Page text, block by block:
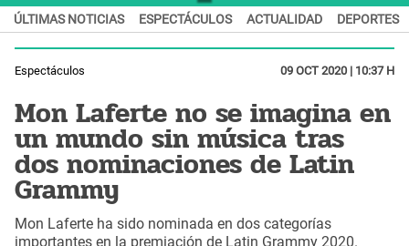
ÚLTIMAS NOTICIAS ESPECTÁCULOS ACTUALIDAD DEPORTES
Espectáculos 09 OCT 2020 | 10:37 H
Mon Laferte no se imagina en
un mundo sin música tras
dos nominaciones de Latin
Grammy
Mon Laferte ha sido nominada en dos categorías
importantes en la premiación de Latin Grammy 2020.